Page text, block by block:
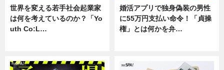
世界を変える若手社会起業家
は何を考えているのか？「Yo
uth Co:L…
婚活アプリで独身偽装の男性
に55万円支払い命令！「貞操
権」とは何かを弁…